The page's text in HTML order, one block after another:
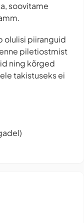
soovitame
olulisi piiranguid
piletiostmist
ning kõrged
takistuseks ei